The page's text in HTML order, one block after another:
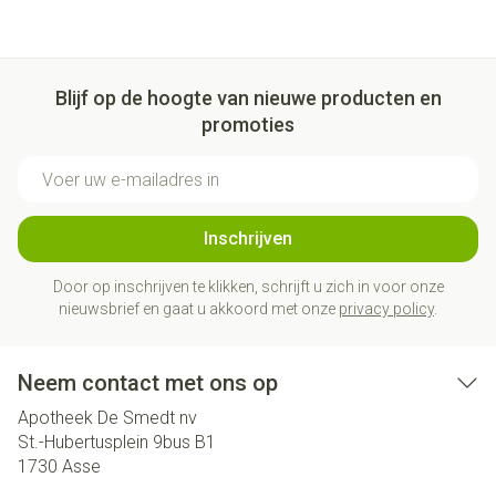
Blijf op de hoogte van nieuwe producten en
promoties
Inschrijven
Door op inschrijven te klikken, schrijft u zich in voor onze
nieuwsbrief en gaat u akkoord met onze privacy policy.
Neem contact met ons op
Apotheek De Smedt nv
St.-Hubertusplein 9bus B1
1730 Asse